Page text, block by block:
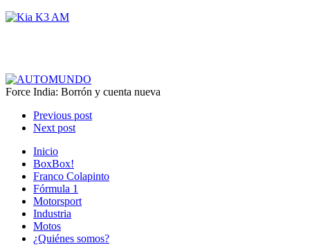
Force India: Borrón y cuenta nueva
Previous post
Next post
Inicio
BoxBox!
Franco Colapinto
Fórmula 1
Motorsport
Industria
Motos
¿Quiénes somos?